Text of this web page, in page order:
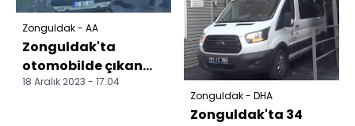
Zonguldak - AA
Zonguldak'ta
otomobilde çıkan
yangın söndürüldü
18 Aralık 2023 - 17:04
Zonguldak - DHA
Zonguldak'ta 34